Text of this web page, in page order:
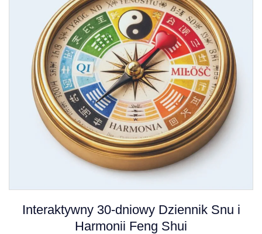
Interaktywny 30-dniowy Dziennik Snu i
Harmonii Feng Shui